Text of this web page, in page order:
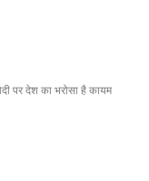
पर देश का भरोसा है कायम